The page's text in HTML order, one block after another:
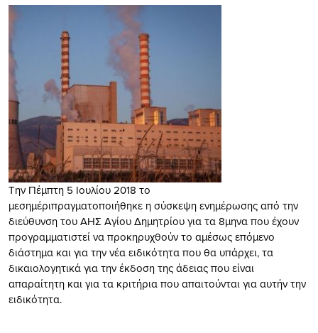
Την Πέμπτη 5 Ιουλίου 2018 το
μεσημέριπραγματοποιήθηκε ησύσκεψη ενημέρωσης από την
διεύθυνση του ΑΗΣ Αγίου Δημητρίου για τα 8μηνα που έχουν
προγραμματιστεί να προκηρυχθούν το αμέσως επόμενο
διάστημα και για την νέα ειδικότητα που θα υπάρχει, τα
δικαιολογητικά για την έκδοση της άδειας που είναι
απαραίτητη καιγια τα κριτήρια που απαιτούνται για αυτήν την
ειδικότητα.